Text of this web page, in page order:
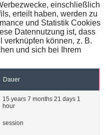
einschließlich
erteilt haben, werden zu
und Statistik Cookies
Datennutzung ist, dass
verknüpfen können, z. B.
und sich bei Ihrem
Dauer
15 years 7 months 21 days 1
hour
session